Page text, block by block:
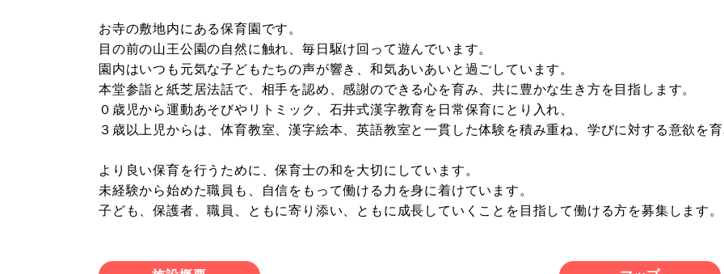
お寺の敷地内にある保育園です。
目の前の山王公園の自然に触れ、毎日駆け回って遊んでいます。
園内はいつも元気な子どもたちの声が響き、和気あいあいと過ごしています。
本堂参詣と紙芝居法話で、相手を認め、感謝のできる心を育み、共に豊かな生き方を目指します。
０歳児から運動あそびやリトミック、石井式漢字教育を日常保育にとり入れ、
３歳以上児からは、体育教室、漢字絵本、英語教室と一貫した体験を積み重ね、学びに対する意欲を
より良い保育を行うために、保育士の和を大切にしています。
未経験から始めた職員も、自信をもって働ける力を身に着けています。
子ども、保護者、職員、ともに寄り添い、ともに成長していくことを目指して働ける方を募集します。